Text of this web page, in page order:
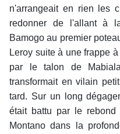
n'arrangeait en rien les
redonner de l'allant à
Bamogo au premier
Leroy suite à une frappe
par le talon de
transformait en vilain
tard. Sur un long
était battu par le rebond
Montano dans la